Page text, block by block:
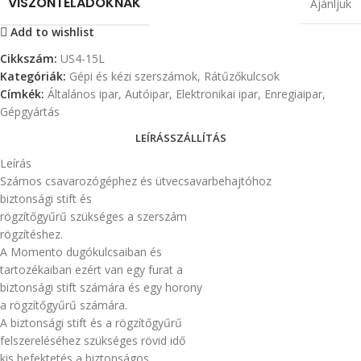
Ajánljuk
Add to wishlist
Cikkszám: US4-15L
Kategóriák: Gépi és kézi szerszámok, Rátűzőkulcsok
Címkék: Általános ipar, Autóipar, Elektronikai ipar, Enregiaipar,
Gépgyártás
LEÍRÁSSZÁLLÍTÁS
Leírás
Számos csavarozógéphez és ütvecsavarbehajtóhoz
biztonsági stift és
rögzítőgyűrű szükséges a szerszám
rögzítéshez.
A Momento dugókulcsaiban és
tartozékaiban ezért van egy furat a
biztonsági stift számára és egy horony
a rögzítőgyűrű számára.
A biztonsági stift és a rögzítőgyűrű
felszereléséhez szükséges rövid idő